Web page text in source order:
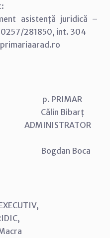
asistență juridică –
281850, int. 304
Boca
Macra